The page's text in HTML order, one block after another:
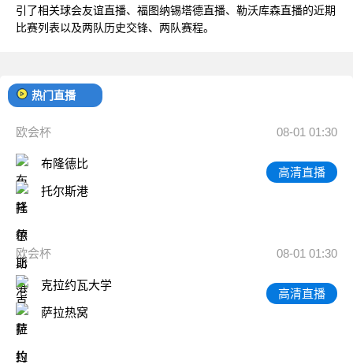
引了相关球会友谊直播、福图纳锡塔德直播、勒沃库森直播的近期
比赛列表以及两队历史交锋、两队赛程。
热门直播
欧会杯 08-01 01:30
布隆德比
托尔斯港
高清直播
欧会杯 08-01 01:30
克拉约瓦大学
萨拉热窝
高清直播